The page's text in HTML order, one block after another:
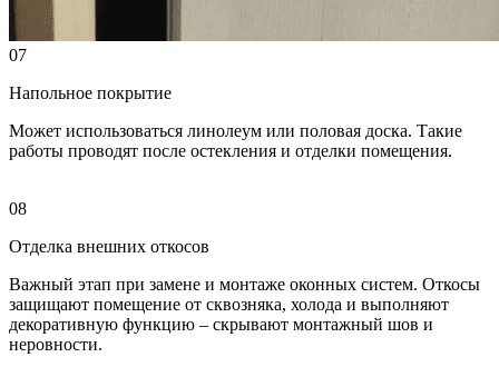
07
Напольное покрытие
Может использоваться линолеум или половая доска. Такие
работы проводят после остекления и отделки помещения.
08
Отделка внешних откосов
Важный этап при замене и монтаже оконных систем. Откосы
защищают помещение от сквозняка, холода и выполняют
декоративную функцию – скрывают монтажный шов и
неровности.